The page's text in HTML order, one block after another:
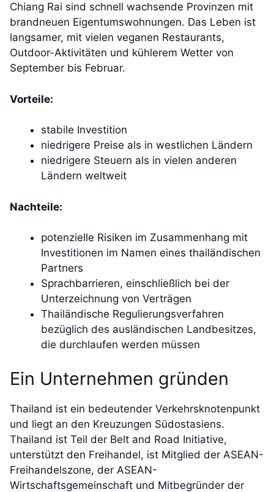
Chiang Rai sind schnell wachsende Provinzen mit
brandneuen Eigentumswohnungen. Das Leben ist
langsamer, mit vielen veganen Restaurants,
Outdoor-Aktivitäten und kühlerem Wetter von
September bis Februar.
Vorteile:
stabile Investition
niedrigere Preise als in westlichen Ländern
niedrigere Steuern als in vielen anderen
Ländern weltweit
Nachteile:
potenzielle Risiken im Zusammenhang mit
Investitionen im Namen eines thailändischen
Partners
Sprachbarrieren, einschließlich bei der
Unterzeichnung von Verträgen
Thailändische Regulierungsverfahren
bezüglich des ausländischen Landbesitzes,
die durchlaufen werden müssen
Ein Unternehmen gründen
Thailand ist ein bedeutender Verkehrsknotenpunkt
und liegt an den Kreuzungen Südostasiens.
Thailand ist Teil der Belt and Road Initiative,
unterstützt den Freihandel, ist Mitglied der ASEAN-
Freihandelszone, der ASEAN-
Wirtschaftsgemeinschaft und Mitbegründer der